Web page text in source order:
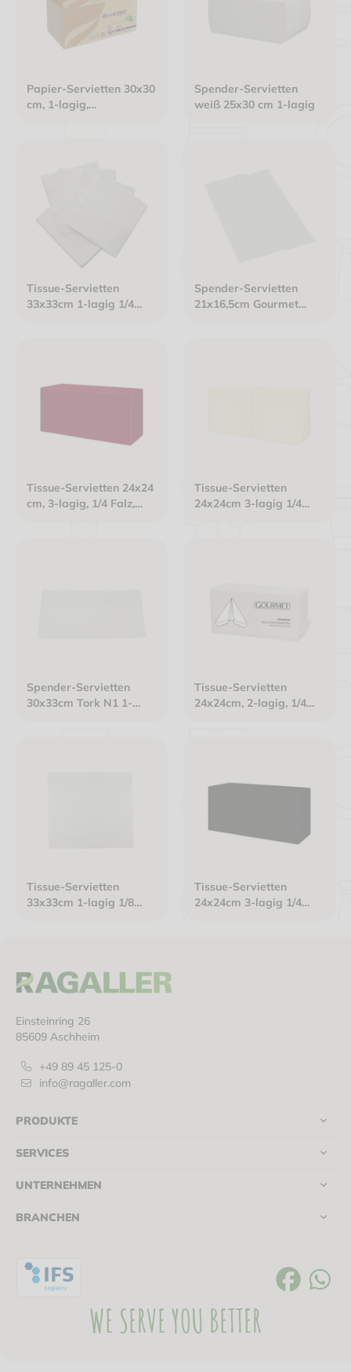
Papier-Servietten 30x30
cm, 1-lagig,
Spender-Servietten
weiß 25x30 cm 1-lagig
Tissue-Servietten
33x33cm 1-lagig 1/4
Spender-Servietten
21x16,5cm Gourmet
Tissue-Servietten 24x24
cm, 3-lagig, 1/4 Falz,
Tissue-Servietten
24x24cm 3-lagig 1/4
Spender-Servietten
30x33cm Tork N1 1-
Tissue-Servietten
24x24cm, 2-lagig, 1/4
Tissue-Servietten
33x33cm 1-lagig 1/8
Tissue-Servietten
24x24cm 3-lagig 1/4
Einsteinring 26
85609 Aschheim
+49 89 45 125-0
info@ragaller.com
PRODUKTE
SERVICES
UNTERNEHMEN
BRANCHEN
WE SERVE YOU BETTER